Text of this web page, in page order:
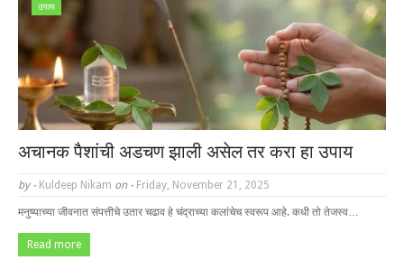
उपाय
अचानक पैशांची अडचण झाली असेल तर करा हा उपाय
by - Kuldeep Nikam on - Friday, November 21, 2025
मनुष्याच्या जीवनात संपत्तीचे उतार चढाव हे चंद्राच्या कलांचेच स्वरूप आहे. कधी तो तेजस्व…
Read more